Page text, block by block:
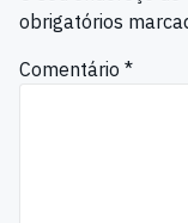
obrigatórios
Comentário *